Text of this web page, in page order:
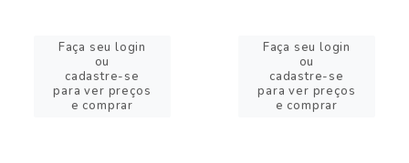
Faça seu login
ou
cadastre-se
para ver preços
e comprar
Faça seu login
ou
cadastre-se
para ver preços
e comprar